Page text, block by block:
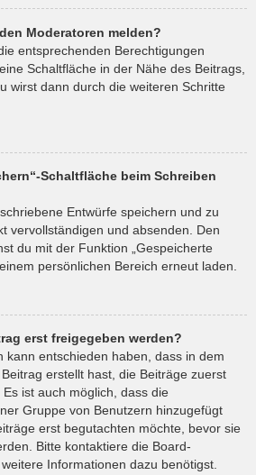
Moderatoren melden?
entsprechenden Berechtigungen
Schaltfläche in der Nähe des Beitrags,
wirst dann durch die weiteren Schritte
Schaltfläche beim Schreiben
Entwürfe speichern und zu
vervollständigen und absenden. Den
du mit der Funktion „Gespeicherte
persönlichen Bereich erneut laden.
erst freigegeben werden?
kann entschieden haben, dass in dem
erstellt hast, die Beiträge zuerst
ist auch möglich, dass die
Gruppe von Benutzern hinzugefügt
erst begutachten möchte, bevor sie
Bitte kontaktiere die Board-
Informationen dazu benötigst.